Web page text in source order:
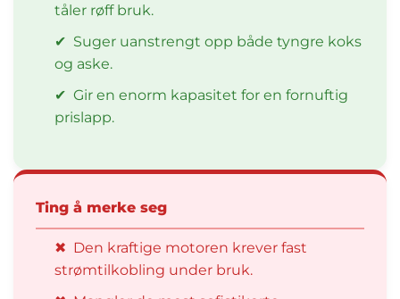
tåler røff bruk.
✔ Suger uanstrengt opp både tyngre koks
og aske.
✔ Gir en enorm kapasitet for en fornuftig
prislapp.
Ting å merke seg
✖ Den kraftige motoren krever fast
strømtilkobling under bruk.